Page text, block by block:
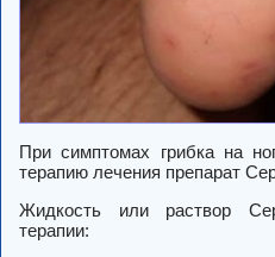
При симптомах грибка на
терапию лечения препарат
Жидкость или раствор
терапии: